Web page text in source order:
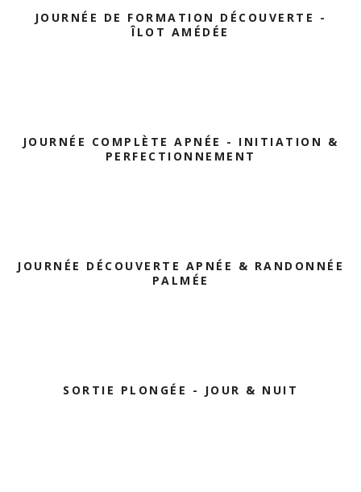
JOURNÉE DE FORMATION DÉCOUVERTE -
ÎLOT AMÉDÉE
JOURNÉE COMPLÈTE APNÉE - INITIATION &
PERFECTIONNEMENT
JOURNÉE DÉCOUVERTE APNÉE & RANDONNÉE
PALMÉE
SORTIE PLONGÉE - JOUR & NUIT